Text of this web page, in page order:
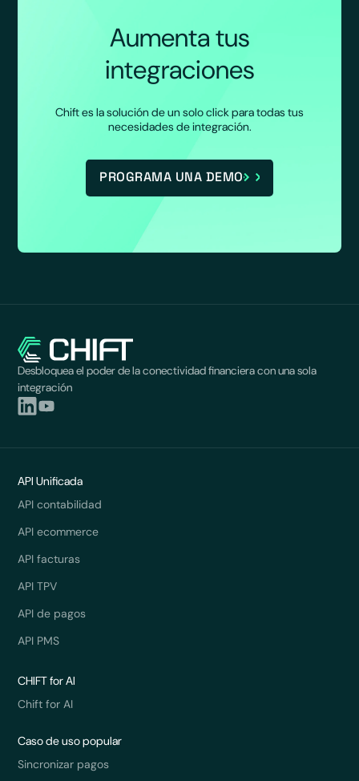
Aumenta tus
integraciones
Chift es la solución de un solo click para todas tus
necesidades de integración.
PROGRAMA UNA DEMO
Desbloquea el poder de la conectividad financiera con una sola
integración
API Unificada
API contabilidad
API ecommerce
API facturas
API TPV
API de pagos
API PMS
CHIFT for AI
Chift for AI
Caso de uso popular
Sincronizar pagos